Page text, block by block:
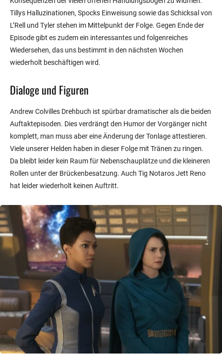
Tillys Halluzinationen, Spocks Einweisung sowie das Schicksal von
L’Rell und Tyler stehen im Mittelpunkt der Folge. Gegen Ende der
Episode gibt es zudem ein interessantes und folgenreiches
Wiedersehen, das uns bestimmt in den nächsten Wochen
wiederholt beschäftigen wird.
Dialoge und Figuren
Andrew Colvilles Drehbuch ist spürbar dramatischer als die beiden
Auftaktepisoden. Dies verdrängt den Humor der Vorgänger nicht
komplett, man muss aber eine Änderung der Tonlage attestieren.
Viele unserer Helden haben in dieser Folge mit Tränen zu ringen.
Da bleibt leider kein Raum für Nebenschauplätze und die kleineren
Rollen unter der Brückenbesatzung. Auch Tig Notaros Jett Reno
hat leider wiederholt keinen Auftritt.